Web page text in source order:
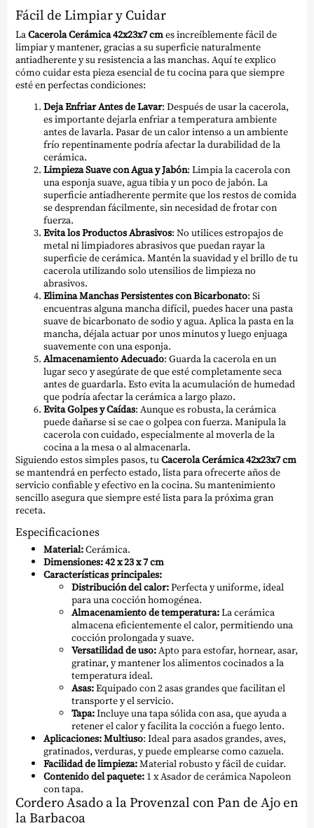
Fácil de Limpiar y Cuidar
LaCacerola Cerámica 42x23x7 cmes increíblemente fácil de
limpiar y mantener, gracias a su superficie naturalmente
antiadherente y su resistencia a las manchas. Aquí te explico
cómo cuidar esta pieza esencial de tu cocina para que siempre
esté en perfectas condiciones:
Deja Enfriar Antes de Lavar: Después de usar la cacerola,
es importante dejarla enfriar a temperatura ambiente
antes de lavarla. Pasar de un calor intenso a un ambiente
frío repentinamente podría afectar la durabilidad de la
cerámica.
Limpieza Suave con Agua y Jabón: Limpia la cacerola con
una esponja suave, agua tibia y un poco de jabón. La
superficie antiadherente permite que los restos de comida
se desprendan fácilmente, sin necesidad de frotar con
fuerza.
Evita los Productos Abrasivos: No utilices estropajos de
metal ni limpiadores abrasivos que puedan rayar la
superficie de cerámica. Mantén la suavidad y el brillo de tu
cacerola utilizando solo utensilios de limpieza no
abrasivos.
Elimina Manchas Persistentes con Bicarbonato: Si
encuentras alguna mancha difícil, puedes hacer una pasta
suave de bicarbonato de sodio y agua. Aplica la pasta en la
mancha, déjala actuar por unos minutos y luego enjuaga
suavemente con una esponja.
Almacenamiento Adecuado: Guarda la cacerola en un
lugar seco y asegúrate de que esté completamente seca
antes de guardarla. Esto evita la acumulación de humedad
que podría afectar la cerámica a largo plazo.
Evita Golpes y Caídas: Aunque es robusta, la cerámica
puede dañarse si se cae o golpea con fuerza. Manipula la
cacerola con cuidado, especialmente al moverla de la
cocina a la mesa o al almacenarla.
Siguiendo estos simples pasos, tuCacerola Cerámica 42x23x7 cm
se mantendrá en perfecto estado, lista para ofrecerte años de
servicio confiable y efectivo en la cocina. Su mantenimiento
sencillo asegura que siempre esté lista para la próxima gran
receta.
Especificaciones
Material:Cerámica.
Dimensiones:42 x 23 x 7 cm
Características principales:
Distribución del calor:Perfecta y uniforme, ideal
para una cocción homogénea.
Almacenamiento de temperatura:La cerámica
almacena eficientemente el calor, permitiendo una
cocción prolongada y suave.
Versatilidad de uso:Apto para estofar, hornear, asar,
gratinar, y mantener los alimentos cocinados a la
temperatura ideal.
Asas:Equipado con 2 asas grandes que facilitan el
transporte y el servicio.
Tapa:Incluye una tapa sólida con asa, que ayuda a
retener el calor y facilita la cocción a fuego lento.
Aplicaciones:Multiuso: Ideal para asados grandes, aves,
gratinados, verduras, y puede emplearse como cazuela.
Facilidad de limpieza:Material robusto y fácil de cuidar.
Contenido del paquete: 1 x Asador de cerámica Napoleon
con tapa.
Cordero Asado a la Provenzal con Pan de Ajo en
la Barbacoa